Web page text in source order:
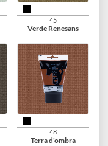
39
Turchese
42
Blu Renesans